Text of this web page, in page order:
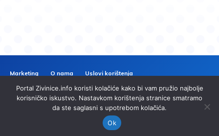
Marketing O nama
Uslovi korištenja
Politika privatnosti
Kontakt
ZIVINICEINFO
© 2024 Zivinice.info. Sva prava zadržana. | Izrada
Portal Zivinice.info koristi kolačiće kako bi vam pružio najbolje
korisničko iskustvo. Nastavkom korištenja stranice smatramo
da ste saglasni s upotrebom kolačića.
Ok